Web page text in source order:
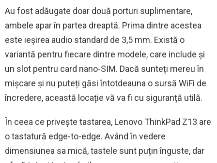
Au fost adăugate doar două porturi suplimentare,
ambele apar în partea dreaptă. Prima dintre acestea
este ieșirea audio standard de 3,5 mm. Există o
variantă pentru fiecare dintre modele, care include și
un slot pentru card nano-SIM. Dacă sunteți mereu în
mișcare și nu puteți găsi întotdeauna o sursă WiFi de
încredere, această locație vă va fi cu siguranță utilă.
În ceea ce privește tastarea, Lenovo ThinkPad Z13 are
o tastatură edge-to-edge. Având în vedere
dimensiunea sa mică, tastele sunt puțin înguste, dar